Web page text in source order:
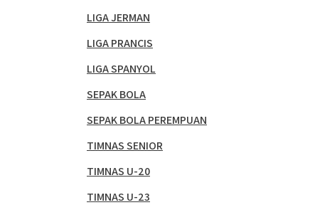
LIGA JERMAN
LIGA PRANCIS
LIGA SPANYOL
SEPAK BOLA
SEPAK BOLA PEREMPUAN
TIMNAS SENIOR
TIMNAS U-20
TIMNAS U-23